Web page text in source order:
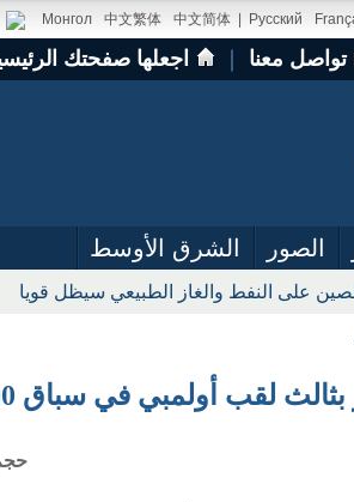
Русский
中文简体
中文繁体
Монгол
تواصل معنا اجعلها صفحتك
الصور الشرق الأوسط
على النفط والغاز الطبيعي سيظل قويا
لقب أولمبي في سباق 100م رجال